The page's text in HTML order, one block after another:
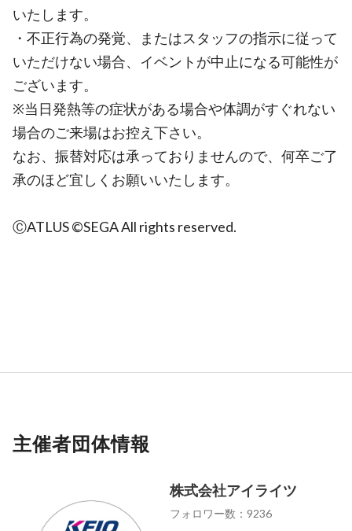
いたします。
・不正行為の発覚、またはスタッフの指示に従って
いただけない場合、イベントが中止になる可能性が
ございます。
※当日発熱等の症状がある場合や体調がすぐれない
場合のご来場はお控え下さい。
なお、振替対応は承っておりませんので、何卒ご了
承のほど宜しくお願いいたします。
ⒸATLUS ©SEGA All rights reserved.
主催者団体情報
株式会社アイライツ
フォロワー数：9236